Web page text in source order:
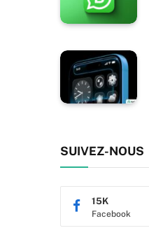
SUIVEZ-NOUS
Facebook
15K